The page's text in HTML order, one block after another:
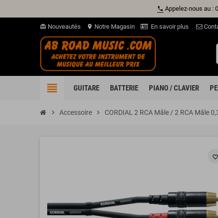
phone Appelez-nous au :
card_giftcard Nouveautés location_on Notre Magasin En savoir plus
view_headline GUITARE BATTERIE PIANO / CLAVIER
chevron_right Accessoire chevron_right CORDIAL 2 RCA Mâle / 2 RCA Mâle
favorite_border